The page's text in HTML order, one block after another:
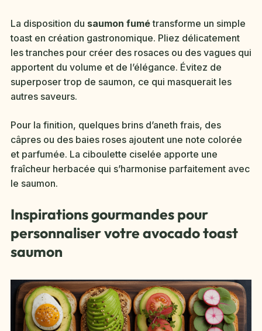
La disposition du saumon fumétransforme un simple
toast en création gastronomique. Pliez délicatement
les tranches pour créer des rosaces ou des vagues qui
apportent du volume et de l’élégance. Évitez de
superposer trop de saumon, ce qui masquerait les
autres saveurs.
Pour la finition, quelques brins d’aneth frais, des
câpres ou des baies roses ajoutent une note colorée
et parfumée. La ciboulette ciselée apporte une
fraîcheur herbacée qui s’harmonise parfaitement avec
le saumon.
Inspirations gourmandes pour
personnaliser votre avocado toast
saumon